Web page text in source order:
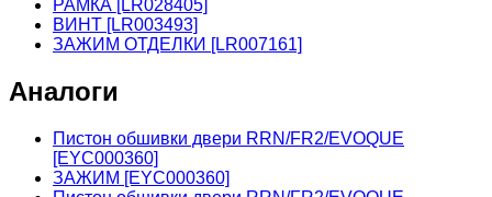
РАМКА [LR028405]
ВИНТ [LR003493]
ЗАЖИМ ОТДЕЛКИ [LR007161]
Аналоги
Пистон обшивки двери RRN/FR2/EVOQUE
[EYC000360]
ЗАЖИМ [EYC000360]